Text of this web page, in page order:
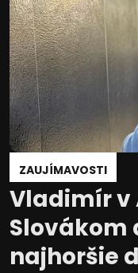
ZAUJÍMAVOSTI
Vladimír
Slovákom
najhoršie
Vaše údaje používame
Účely spracovania IAB:
Uchovávanie
informáciám na
Použiť
reklamy
Vytvoriť profily
reklamu
Použiť profily na
reklamy
Vytvoriť profily na
obsahu